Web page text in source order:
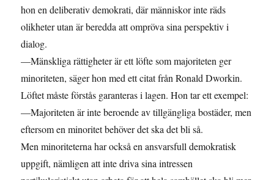
hon en deliberativ demokrati, där människor inte räds
olikheter utan är beredda att ompröva sina perspektiv i
dialog.
—Mänskliga rättigheter är ett löfte som majoriteten ger
minoriteten, säger hon med ett citat från Ronald Dworkin.
Löftet måste förstås garanteras i lagen. Hon tar ett exempel:
—Majoriteten är inte beroende av tillgängliga bostäder, men
eftersom en minoritet behöver det ska det bli så.
Men minoriteterna har också en ansvarsfull demokratisk
uppgift, nämligen att inte driva sina intressen